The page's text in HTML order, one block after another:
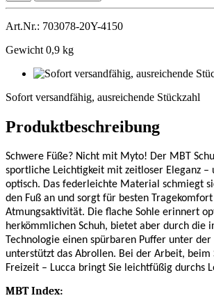
Art.Nr.: 703078-20Y-4150
Gewicht 0,9 kg
Sofort versandfähig, ausreichende Stückzahl
Produktbeschreibung
Schwere Füße? Nicht mit Myto! Der MBT
sportliche Leichtigkeit mit zeitloser Eleganz –
optisch. Das federleichte Material schmiegt
den Fuß an und sorgt für besten
Atmungsaktivität. Die flache Sohle erinnert
herkömmlichen Schuh, bietet aber durch die
Technologie einen spürbaren Puffer unter der
unterstützt das Abrollen. Bei der Arbeit, beim
Freizeit – Lucca bringt Sie leichtfüßig durchs
MBT Index: